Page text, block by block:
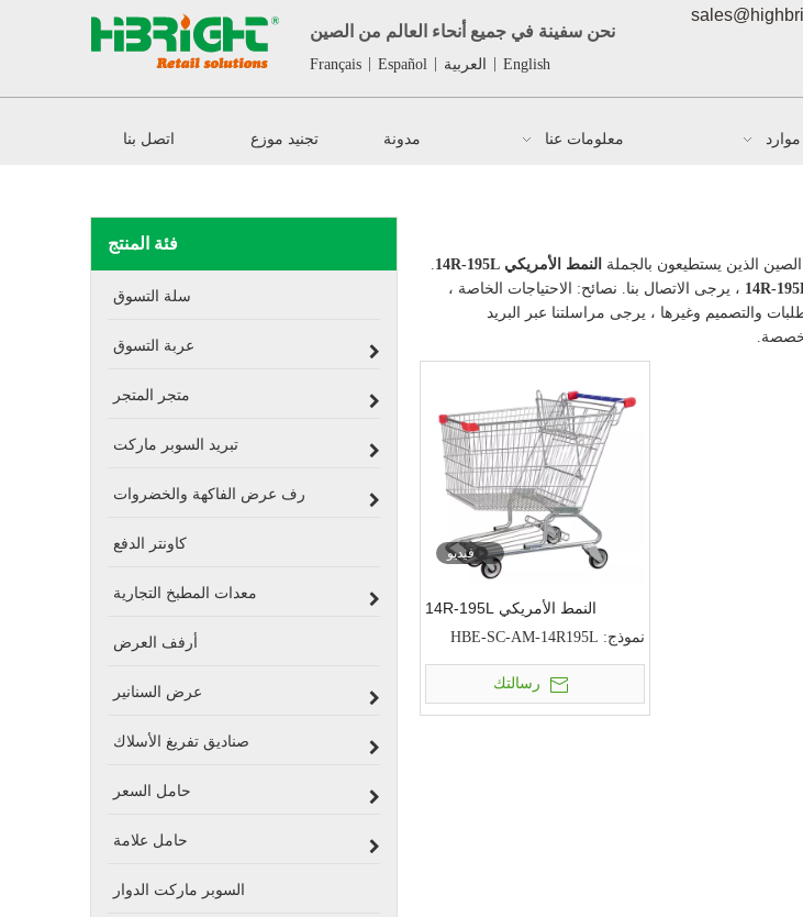
نحن سفينة في جميع أنحاء العالم من الصين
English
| العربية |
Español
|
Français
موارد معلومات عنا مدونة تجنيد موزع اتصل بنا
فئة المنتج
سلة التسوق
عربة التسوق
متجر المتجر
تبريد السوبر ماركت
رف عرض الفاكهة والخضروات
كاونتر الدفع
معدات المطبخ التجارية
أرفف العرض
عرض السنانير
صناديق تفريغ الأسلاك
حامل السعر
حامل علامة
السوبر ماركت الدوار
الذين يستطيعون بالجملة النمط الأمريكي 14R-195L
.
، يرجى الاتصال بنا. نصائح: الاحتياجات الخاصة ،
والتصميم وغيرها ، يرجى مراسلتنا عبر البريد
مخصصة.
فيديو
النمط الأمريكي 14R-195L
نموذج: HBE-SC-AM-14R195L
رسالتك